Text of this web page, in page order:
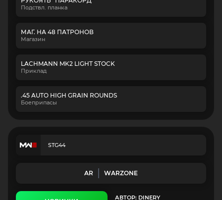
Подствл. планка
МАГ. НА 48 ПАТРОНОВ
Магазин
LACHMANN MK2 LIGHT STOCK
Приклад
.45 AUTO HIGH GRAIN ROUNDS
Боеприпасы
STG44
AR WARZONE
АВТОР: DINERY